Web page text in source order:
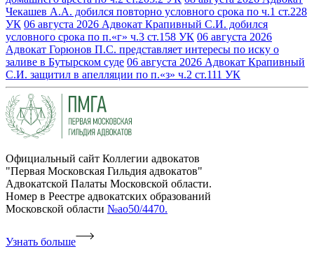
Чекашев А.А. добился повторно условного срока по ч.1 ст.228
УК 06 августа 2026 Адвокат Крапивный С.И. добился
условного срока по п.«г» ч.3 ст.158 УК 06 августа 2026
Адвокат Горюнов П.С. представляет интересы по иску о
заливе в Бутырском суде 06 августа 2026 Адвокат Крапивный
С.И. защитил в апелляции по п.«з» ч.2 ст.111 УК
Официальный сайт Коллегии адвокатов
"Первая Московская Гильдия адвокатов"
Адвокатской Палаты Московской области.
Номер в Реестре адвокатских образований
Московской области №ао50/4470.
Узнать больше